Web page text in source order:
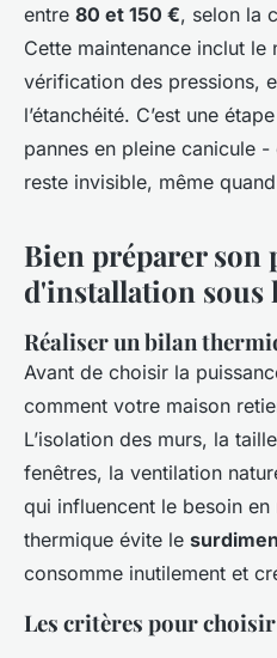
entre 80 et 150 €, selon la
Cette maintenance inclut
vérification des pressions,
l’étanchéité. C’est une
pannes en pleine canicule
reste invisible, même
Bien préparer son
d'installation sous
Réaliser un bilan
Avant de choisir la
comment votre maison
L’isolation des murs, la
fenêtres, la ventilation
qui influencent le besoin
thermique évite le
consomme inutilement et
Les critères pour